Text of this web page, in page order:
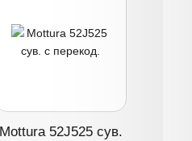
Mottura 52J525 сув.